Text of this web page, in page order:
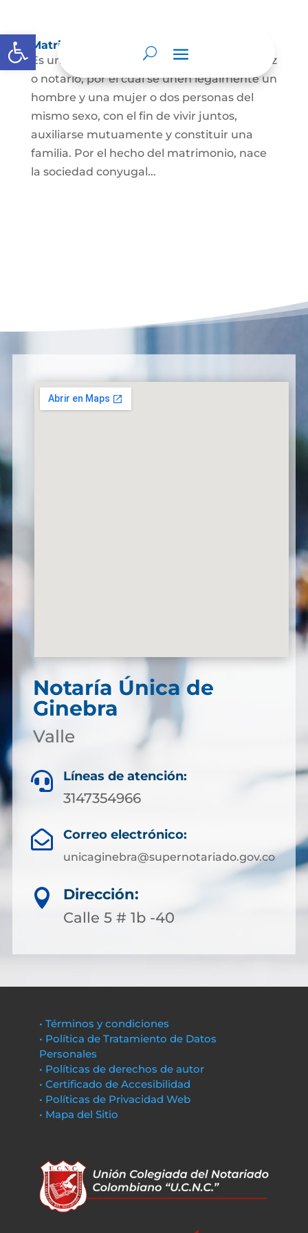
Abrir barra de herramientas
Matrimonio Civil
Es un contrato solemne celebrado ante juez
o notario, por el cual se unen legalmente un
hombre y una mujer o dos personas del
mismo sexo, con el fin de vivir juntos,
auxiliarse mutuamente y constituir una
familia. Por el hecho del matrimonio, nace
la sociedad conyugal...
Notaría Única de
Ginebra
Valle
 Líneas de atención:
3147354966
 Correo electrónico:
unicaginebra@supernotariado.gov.co

Dirección:
Calle 5 # 1b -40
• Términos y condiciones
• Política de Tratamiento de Datos
Personales
• Políticas de derechos de autor
• Certificado de Accesibilidad
• Políticas de Privacidad Web
• Mapa del Sitio